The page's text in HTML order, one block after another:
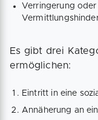
Verringerung
Es gibt drei
ermöglichen:
Eintritt in eine
Annäherung an